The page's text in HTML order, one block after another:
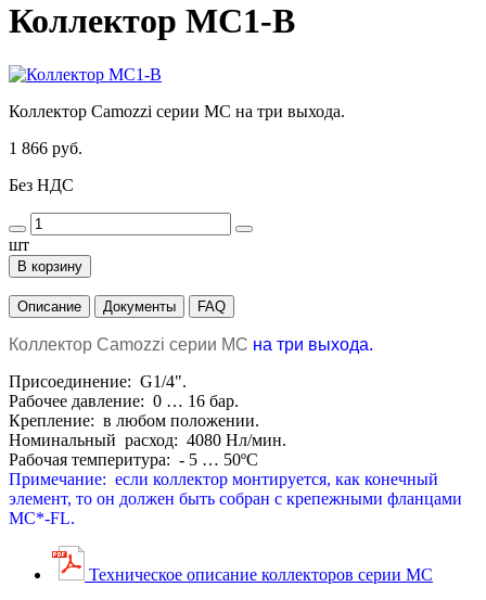
Коллектор MC1-B
Коллектор Camozzi серии МС на три выхода.
1 866 руб.
Без НДС
шт
В корзину
Описание Документы FAQ
Коллектор Camozzi серии МС на три выхода.
Присоединение: G1/4".
Рабочее давление: 0 … 16 бар.
Крепление: в любом положении.
Номинальный расход: 4080 Нл/мин.
Рабочая темперитура: - 5 … 50ºС
Примечание: если коллектор монтируется, как конечный
элемент, то он должен быть собран с крепежными фланцами
MC*-FL.
Техническое описание коллекторов серии MC